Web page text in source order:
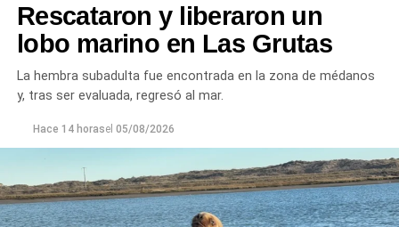
Rescataron y liberaron un
lobo marino en Las Grutas
La hembra subadulta fue encontrada en la zona de médanos
y, tras ser evaluada, regresó al mar.
Hace 14 horasel 05/08/2026